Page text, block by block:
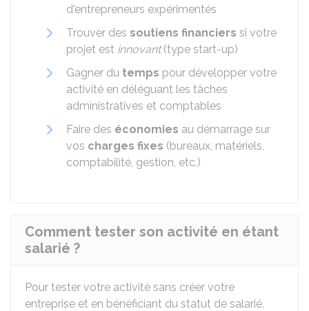
d'entrepreneurs expérimentés
Trouver des soutiens financiers si votre
projet est innovant(type start-up)
Gagner du temps pour développer votre
activité en déléguant les tâches
administratives et comptables
Faire des économies au démarrage sur
vos charges fixes (bureaux, matériels,
comptabilité, gestion, etc.)
Comment tester son activité en étant
salarié ?
Pour tester votre activité sans créer votre
entreprise et en bénéficiant du statut de salarié,